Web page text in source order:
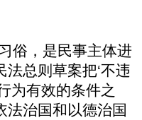
，是民事主体进
总则草案把‘不违
为有效的条件之
法治国和以德治国